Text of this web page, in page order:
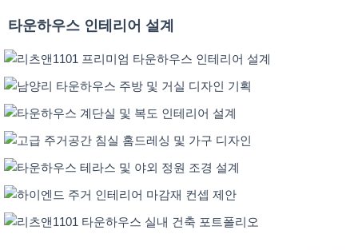
타운하우스 인테리어 설계